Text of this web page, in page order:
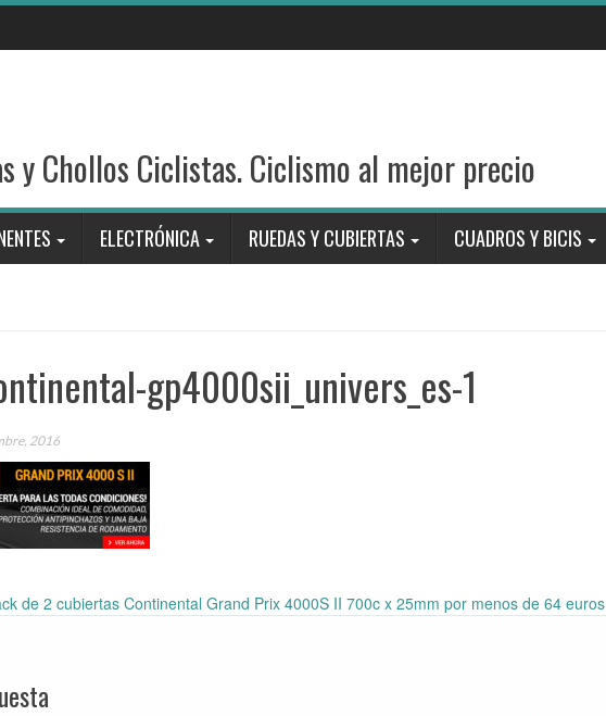
y Chollos Ciclistas. Ciclismo al mejor precio
ELECTRÓNICA RUEDAS Y CUBIERTAS CUADROS Y BICIS
gp4000sii_univers_es-1
2016
de 2 cubiertas Continental Grand Prix 4000S II 700c x 25mm por menos de 64 euros